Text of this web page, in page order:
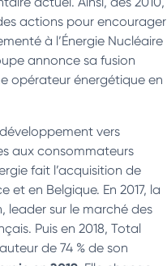
actions pour encourager
à l’Énergie Nucléaire
annonce sa fusion
opérateur énergétique en
vers
aux consommateurs
fait l’acquisition de
et en Belgique. En 2017, la
leader sur le marché des
Puis en 2018, Total
de 74 % de son